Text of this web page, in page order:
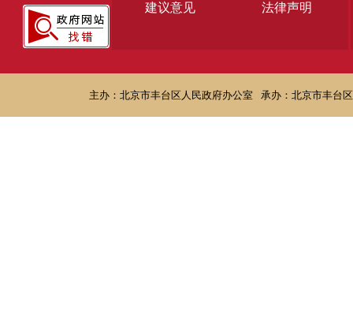
建议意见 法律声明
主办：北京市丰台区人民政府办公室 承办：北京市丰台